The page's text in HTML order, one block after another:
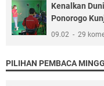
Kenalkan
Ponorogo
09.02 29
PILIHAN PEMBACA